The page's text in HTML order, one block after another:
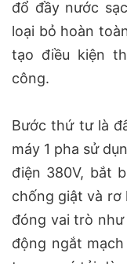
đổ đầy nước
loại bỏ hoàn
tạo điều kiện
công.
Bước thứ tư là
máy 1 pha sử
điện 380V, bắt
chống giật và rơ
đóng vai trò
động ngắt